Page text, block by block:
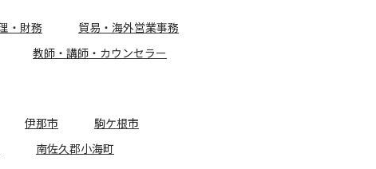
・財務
貿易・海外営業事務
教師・講師・カウンセラー
伊那市
駒ケ根市
南佐久郡小海町